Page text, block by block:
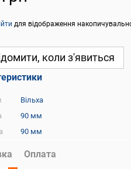
для відображення
коли з'явиться
Вільха
90 мм
90 мм
Оплата